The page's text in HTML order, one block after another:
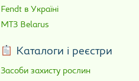
Fendt в Україні
МТЗ Belarus
Каталоги і реєстри
Засоби захисту рослин